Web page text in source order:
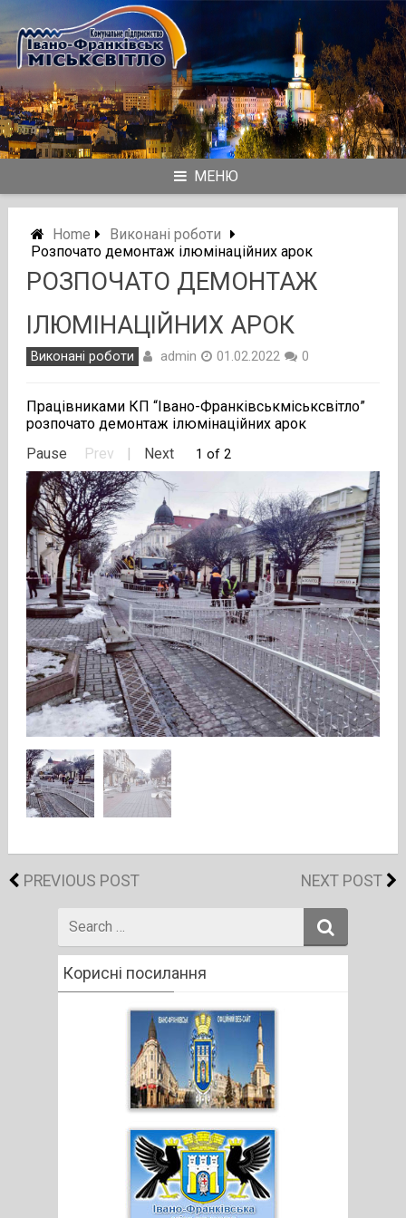
to
content
МЕНЮ
Home
Виконані роботи
Розпочато демонтаж ілюмінаційних арок
РОЗПОЧАТО ДЕМОНТАЖ
ІЛЮМІНАЦІЙНИХ АРОК
Виконані роботи admin 01.02.2022 0
Працівниками КП “Івано-Франківськміськсвітло”
розпочато демонтаж ілюмінаційних арок
Pause
Prev | Next 1 of 2
PREVIOUS POST NEXT POST
for
Корисні посилання